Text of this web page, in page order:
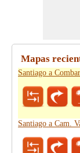
Mapas
Santiago a
Santiago a Cam.